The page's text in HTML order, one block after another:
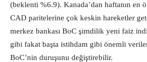
(beklenti %6.9). Kanada’dan haftanın en
CAD paritelerine çok keskin hareketler
merkez bankası BoC şimdilik yeni faiz
gibi fakat başta istihdam gibi önemli
BoC’nin duruşunu değiştirebilir.